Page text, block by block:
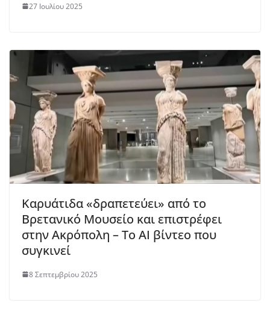
27 Ιουλίου 2025
Καρυάτιδα «δραπετεύει» από το
Βρετανικό Μουσείο και επιστρέφει
στην Ακρόπολη – Το ΑΙ βίντεο που
συγκινεί
8 Σεπτεμβρίου 2025